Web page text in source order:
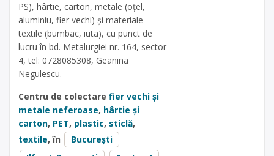
PS), hârtie, carton, metale (oțel,
aluminiu, fier vechi) și materiale
textile (bumbac, iuta), cu punct de
lucru în bd. Metalurgiei nr. 164, sector
4, tel: 0728085308, Geanina
Negulescu.
Centru de colectare fier vechi și
metale neferoase, hârtie și
carton, PET, plastic, sticlă,
textile, în
București